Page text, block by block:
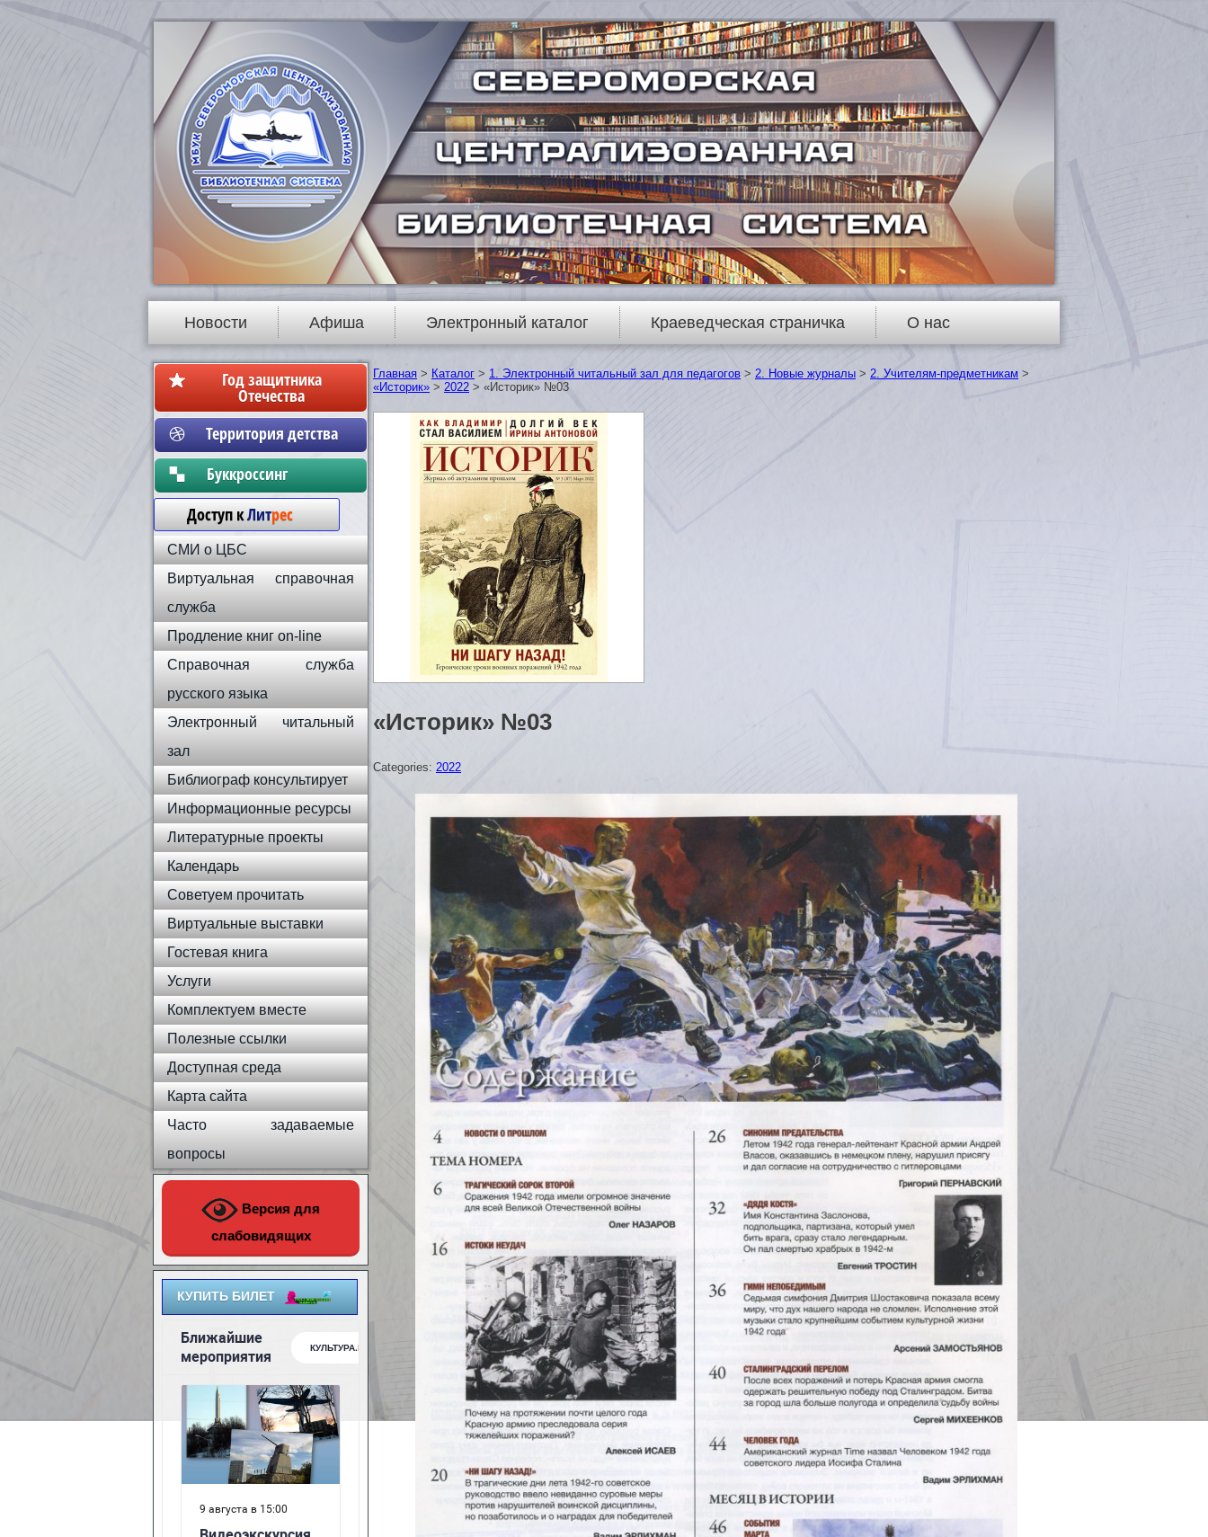
Новости Афиша Электронный каталог Краеведческая страничка О нас
Год защитника
Отечества
Территория детства
Бyккpoccинг
Доступ кЛитрес
СМИ о ЦБС
Виртуальная справочная
служба
Продление книг on-line
Справочная служба
русского языка
Электронный читальный
зал
Библиограф консультирует
Информационные ресурсы
Литературные проекты
Календарь
Советуем прочитать
Виртуальные выставки
Гостевая книга
Услуги
Комплектуем вместе
Полезные ссылки
Доступная среда
Карта сайта
Часто задаваемые
вопросы
Версия для
слабовидящих
КУПИТЬ БИЛЕТ
Главная > Каталог > 1. Электронный читальный зал для педагогов > 2. Новые журналы > 2. Учителям-предметникам >
«Историк» > 2022 > «Историк» №03
«Историк» №03
Categories: 2022